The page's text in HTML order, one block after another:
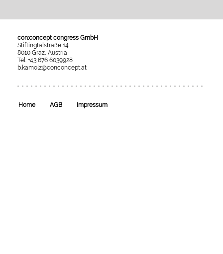
con:concept congress GmbH
Stiftingtalstraße 14
8010 Graz, Austria
Tel: +43 676 6039928
b.kamolz@conconcept.at
esraSoft
esraCMS
Home AGB Impressum